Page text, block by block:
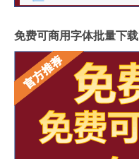
免费可商用字体批量下载